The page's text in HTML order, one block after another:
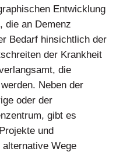
Entwicklung
die an Demenz
Bedarf hinsichtlich der
der Krankheit
die
Neben der
oder der
gibt es
und
alternative Wege